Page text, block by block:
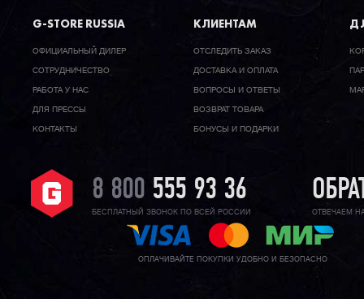
G-STORE RUSSIA
ОФИЦИАЛЬНЫЙ ДИЛЕР
CОТРУДНИЧЕСТВО
РАБОТА У НАС
ДЛЯ ПРЕССЫ
КОНТАКТЫ
КЛИЕНТАМ
ОТСЛЕДИТЬ ЗАКАЗ
ДОСТАВКА И ОПЛАТА
ВОПРОСЫ И ОТВЕТЫ
ВОЗВРАТ ТОВАРА
БОНУСЫ И ПОДАРКИ
8 800 555 93 36
БЕСПЛАТНЫЙ ЗВОНОК ПО ВСЕЙ РОССИИ ОТВЕЧАЕМ
ОПЛАЧИВАЙТЕ ПОКУПКИ УДОБНО И БЕЗОПАСНО